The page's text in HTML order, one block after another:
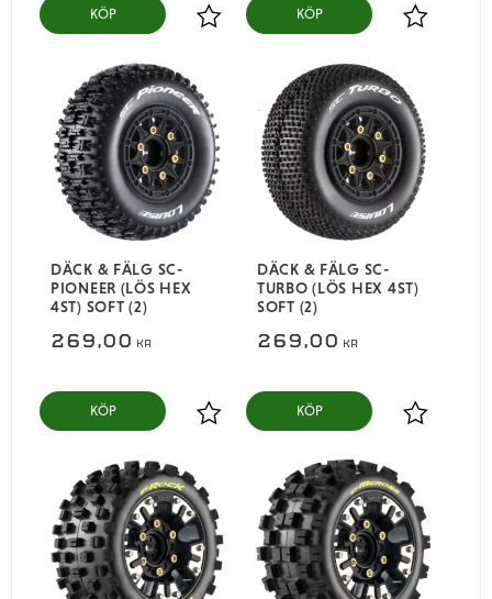
Lägg till i favoriter
KÖP
Lägg till i
KÖP
DÄCK & FÄLG SC-
PIONEER (LÖS HEX
4ST) SOFT (2)
269,00 KR
Lägg till i favoriter
KÖP
DÄCK & FÄLG SC-
TURBO (LÖS HEX 4ST)
SOFT (2)
269,00 KR
Lägg till i
KÖP